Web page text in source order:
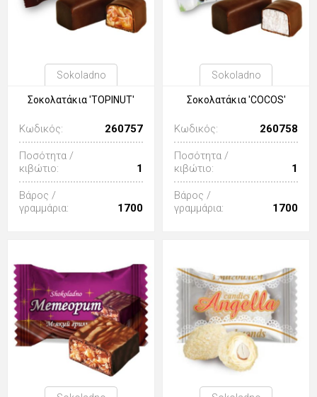
Sokoladno
Σοκολατάκια 'TOPINUT'
Κωδικός: 260757
Ποσότητα /
κιβώτιο:
1
Βάρος /
γραμμάρια:
1700
Sokoladno
Σοκολατάκια 'COCOS'
Κωδικός: 260758
Ποσότητα /
κιβώτιο:
1
Βάρος /
γραμμάρια:
1700